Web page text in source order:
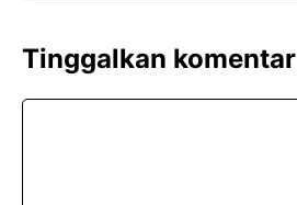
Tinggalkan komentar